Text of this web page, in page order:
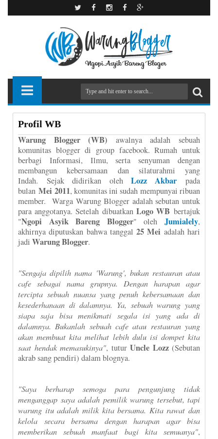
Profil WB
Warung Blogger (WB) awalnya adalah sebuah
komunitas blogger di group facebook. Rumah untuk
berbagi Informasi, Ilmu, serta senyuman dengan
membangun kebersamaan dan silaturahmi yang
Indah. Sejak didirikan oleh Lozz Akbarpada
bulanMei 2011, komunitas ini sudah mempunyai ribuan
member. Warga Warung Blogger adalah sebutan untuk
para anggotanya. Setelah dibuatkan Logo WBbertajuk
"Ngopi Asyik Bareng Blogger" olehJumialely,
akhirnya diputuskan bahwa tanggal 25 Mei adalah hari
jadi Warung Blogger.
"Sengaja dipilih nama 'Warung', bukan restauran atau
cafe sebagai nama grupnya. Dengan harapan agar
tercipta sebuah nuansa yang penuh kebersamaan dan
kesederhanaan di dalamnya. Ya, sebuah warung yang
siapa saja bisa menikmati segala isi yang ada di
dalamnya. Bukanlah sebuah cafe atau restauran yang
akan membuat kita melihat lebih dulu isi dompet kita
saat hendak memasukinya", tutur Uncle Lozz(Sebutan
akrab sang pendiri) dalam blognya.
"Saya berharap semoga para pengunjung tidak
menganggap saya adalah pemilik warung tersebut, tapi
warung itu adalah milik kita bersama. Kita rawat dan
kelola secara bersama dengan harapan agar bisa
memberikan sebuah manfaat bagi kita semuanya",